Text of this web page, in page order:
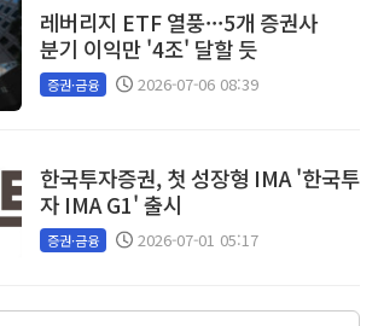
레버리지 ETF 열풍···5개 증권사
분기 이익만 '4조' 달할 듯
증권·금융 2026-07-06 08:39
한국투자증권, 첫 성장형 IMA '한국투
자 IMA G1' 출시
증권·금융 2026-07-01 05:17